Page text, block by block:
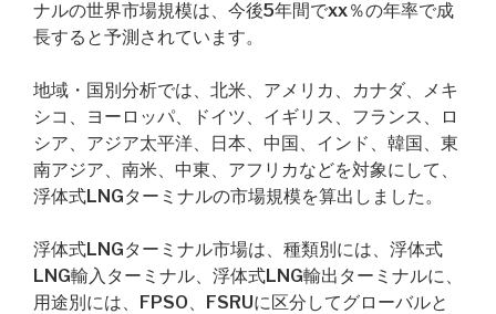
ナルの世界市場規模は、今後5年間でxx％の年率で成
長すると予測されています。
地域・国別分析では、北米、アメリカ、カナダ、メキ
シコ、ヨーロッパ、ドイツ、イギリス、フランス、ロ
シア、アジア太平洋、日本、中国、インド、韓国、東
南アジア、南米、中東、アフリカなどを対象にして、
浮体式LNGターミナルの市場規模を算出しました。
浮体式LNGターミナル市場は、種類別には、浮体式
LNG輸入ターミナル、浮体式LNG輸出ターミナルに、
用途別には、FPSO、FSRUに区分してグローバルと